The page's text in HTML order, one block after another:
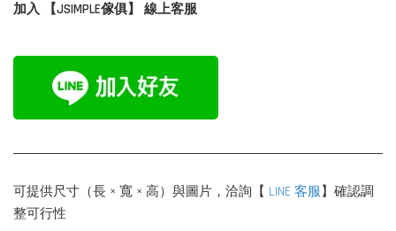
加入 【JSIMPLE傢俱】 線上客服
可提供尺寸（長 × 寬 × 高）與圖片，洽詢【 LINE 客服】確認調
整可行性